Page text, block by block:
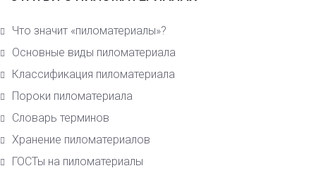
Что значит «пиломатериалы»?
Основные виды пиломатериала
Класcификация пиломатериала
Пороки пиломатериала
Словарь терминов
Хранение пиломатериалов
ГОСТы на пиломатериалы